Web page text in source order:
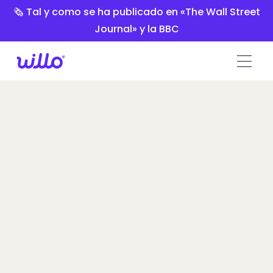
Please
includes
🗞️ Tal y como se ha publicado en «The Wall Street
Journal» y la BBC